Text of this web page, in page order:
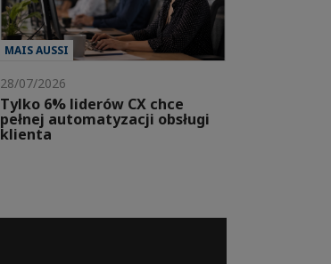
MAIS AUSSI
28/07/2026
Tylko 6% liderów CX chce
pełnej automatyzacji obsługi
klienta